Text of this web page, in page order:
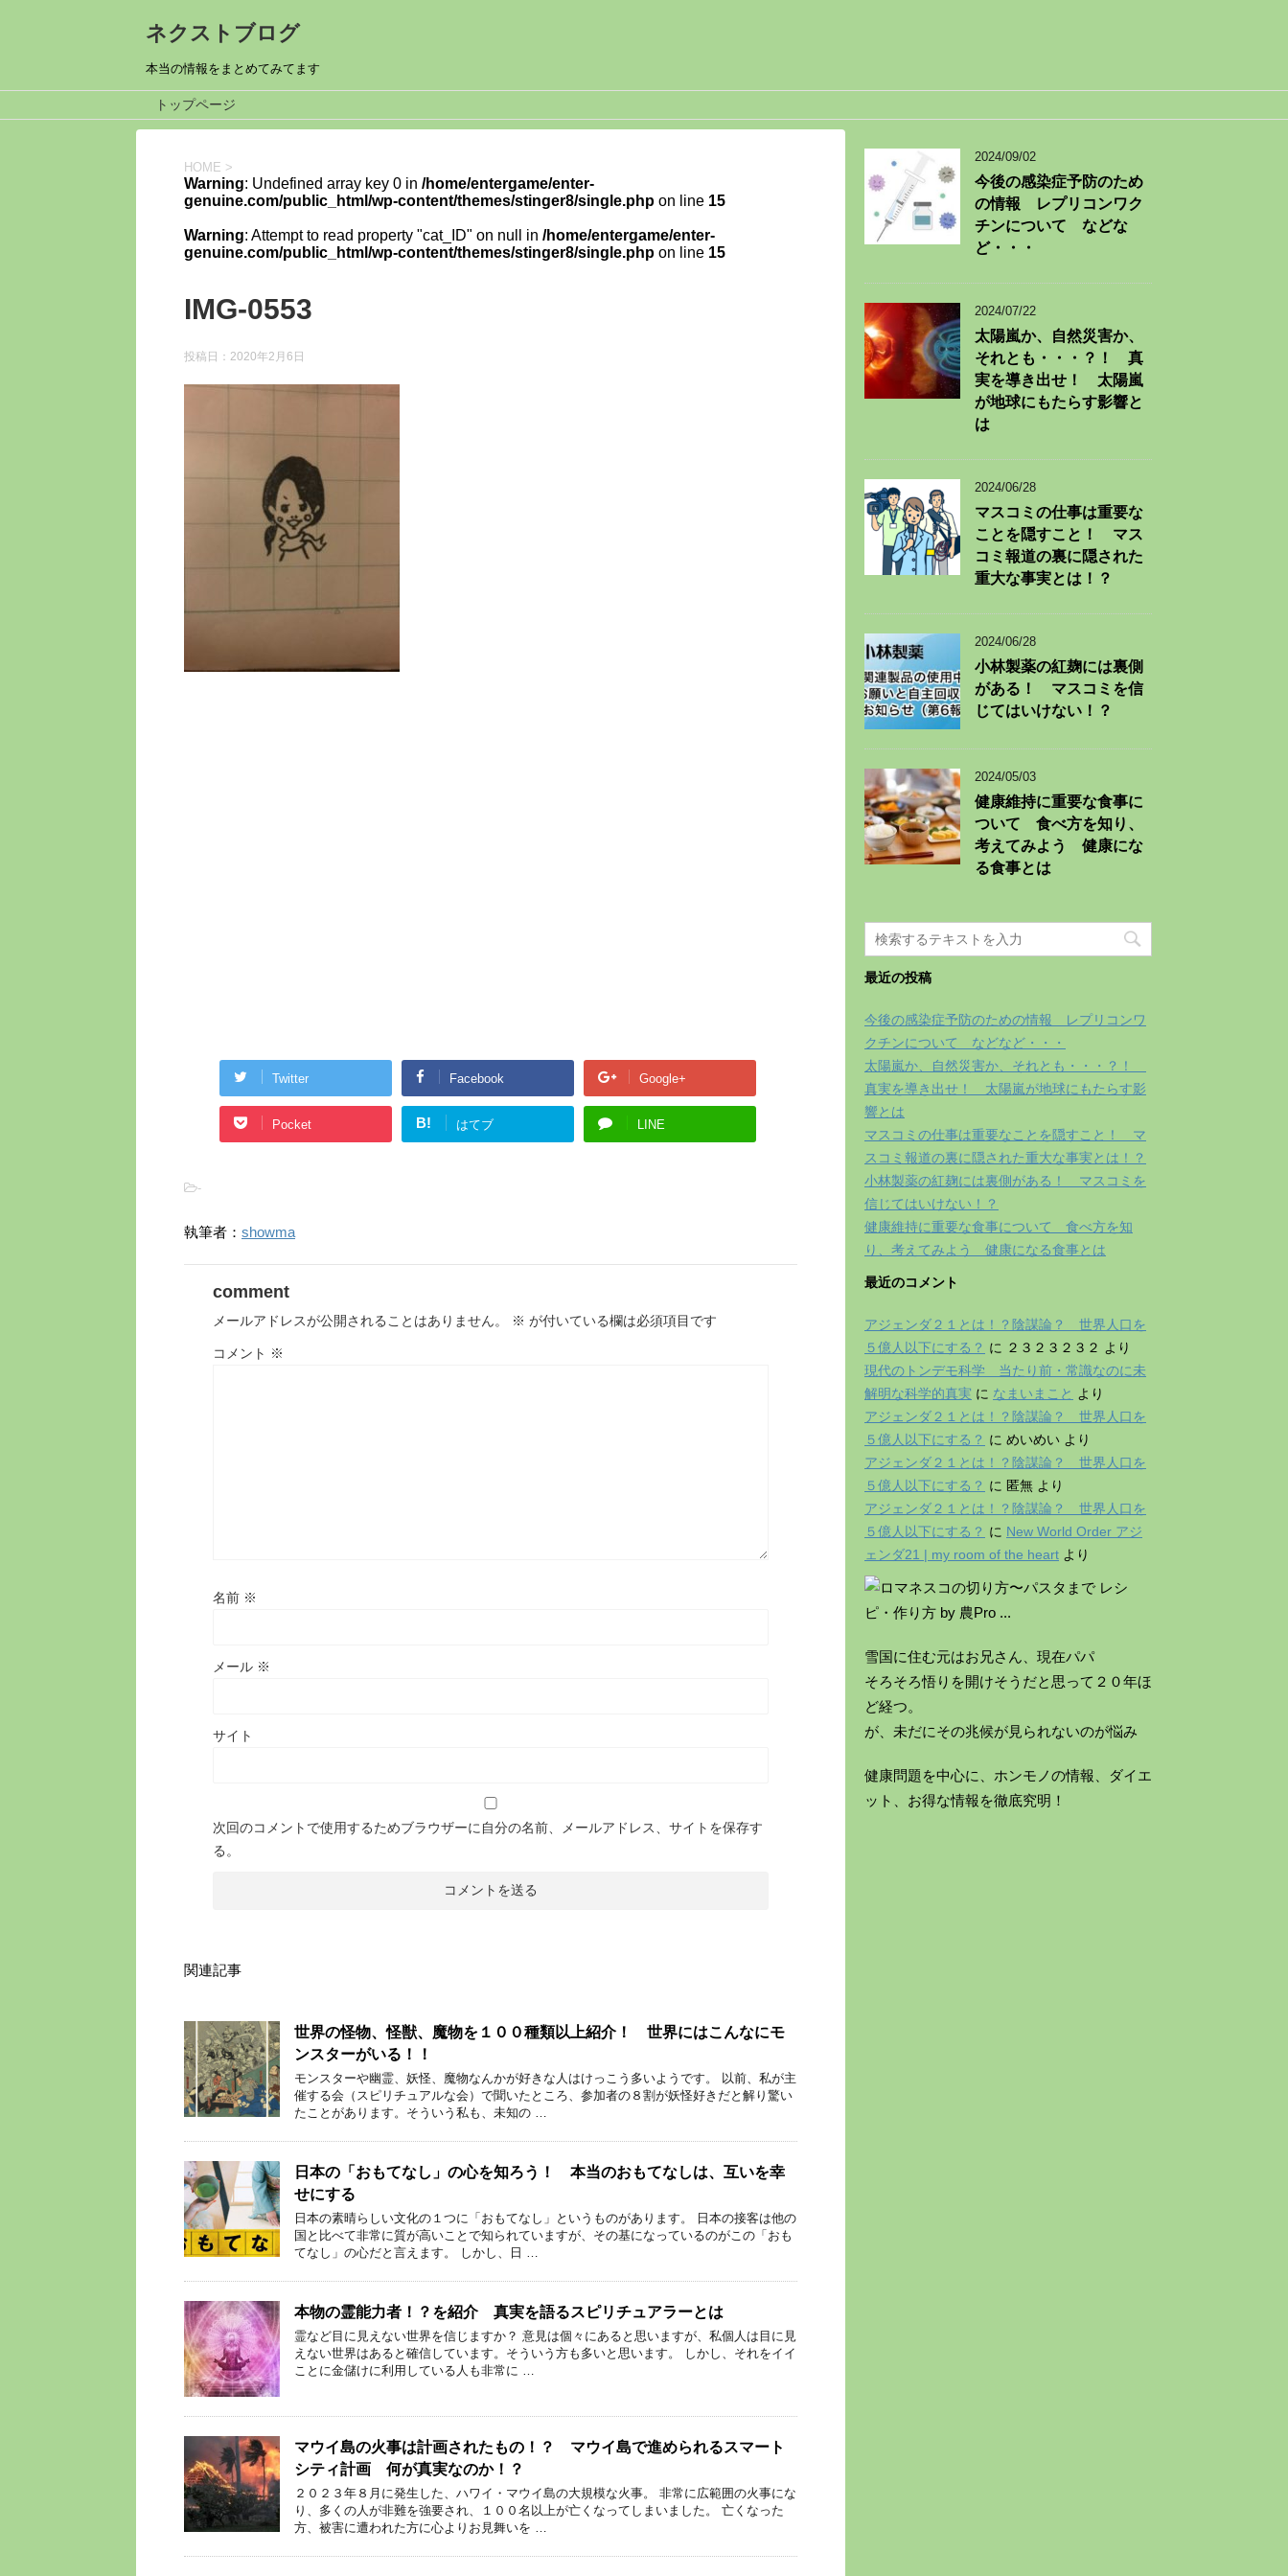
ネクストブログ
本当の情報をまとめてみてます
トップページ
HOME >
Warning: Undefined array key 0 in /home/entergame/enter-
genuine.com/public_html/wp-content/themes/stinger8/single.php on line 15
Warning: Attempt to read property "cat_ID" on null in /home/entergame/enter-
genuine.com/public_html/wp-content/themes/stinger8/single.php on line 15
IMG-0553
投稿日： 2020年2月6日
Twitter Facebook Google+
Pocket B! はてブ LINE
-
執筆者： showma
comment
メールアドレスが公開されることはありません。 ※ が付いている欄は必須項目です
コメント ※
名前 ※
メール ※
サイト
次回のコメントで使用するためブラウザーに自分の名前、メールアドレス、サイトを保存す
る。
関連記事
世界の怪物、怪獣、魔物を１００種類以上紹介！ 世界にはこんなにモ
ンスターがいる！！
モンスターや幽霊、妖怪、魔物なんかが好きな人はけっこう多いようです。 以前、私が主
催する会（スピリチュアルな会）で聞いたところ、参加者の８割が妖怪好きだと解り驚い
たことがあります。そういう私も、未知の …
日本の「おもてなし」の心を知ろう！ 本当のおもてなしは、互いを幸
せにする
日本の素晴らしい文化の１つに「おもてなし」というものがあります。 日本の接客は他の
国と比べて非常に質が高いことで知られていますが、その基になっているのがこの「おも
てなし」の心だと言えます。 しかし、日 …
本物の霊能力者！？を紹介 真実を語るスピリチュアラーとは
霊など目に見えない世界を信じますか？ 意見は個々にあると思いますが、私個人は目に見
えない世界はあると確信しています。そういう方も多いと思います。 しかし、それをイイ
ことに金儲けに利用している人も非常に …
マウイ島の火事は計画されたもの！？ マウイ島で進められるスマート
シティ計画 何が真実なのか！？
２０２３年８月に発生した、ハワイ・マウイ島の大規模な火事。 非常に広範囲の火事にな
り、多くの人が非難を強要され、１００名以上が亡くなってしまいました。 亡くなった
方、被害に遭われた方に心よりお見舞いを …
2024/09/02
今後の感染症予防のため
の情報 レプリコンワク
チンについて などな
ど・・・
2024/07/22
太陽嵐か、自然災害か、
それとも・・・？！ 真
実を導き出せ！ 太陽嵐
が地球にもたらす影響と
は
2024/06/28
マスコミの仕事は重要な
ことを隠すこと！ マス
コミ報道の裏に隠された
重大な事実とは！？
2024/06/28
小林製薬の紅麹には裏側
がある！ マスコミを信
じてはいけない！？
2024/05/03
健康維持に重要な食事に
ついて 食べ方を知り、
考えてみよう 健康にな
る食事とは
最近の投稿
今後の感染症予防のための情報 レプリコンワ
クチンについて などなど・・・
太陽嵐か、自然災害か、それとも・・・？！
真実を導き出せ！ 太陽嵐が地球にもたらす影
響とは
マスコミの仕事は重要なことを隠すこと！ マ
スコミ報道の裏に隠された重大な事実とは！？
小林製薬の紅麹には裏側がある！ マスコミを
信じてはいけない！？
健康維持に重要な食事について 食べ方を知
り、考えてみよう 健康になる食事とは
最近のコメント
アジェンダ２１とは！？陰謀論？ 世界人口を
５億人以下にする？ に ２３２３２３２ より
現代のトンデモ科学 当たり前・常識なのに未
解明な科学的真実 に なまいまこと より
アジェンダ２１とは！？陰謀論？ 世界人口を
５億人以下にする？ に めいめい より
アジェンダ２１とは！？陰謀論？ 世界人口を
５億人以下にする？ に 匿無 より
アジェンダ２１とは！？陰謀論？ 世界人口を
５億人以下にする？ に New World Order アジ
ェンダ21 | my room of the heart より
雪国に住む元はお兄さん、現在パパ
そろそろ悟りを開けそうだと思って２０年ほ
ど経つ。
が、未だにその兆候が見られないのが悩み
健康問題を中心に、ホンモノの情報、ダイエ
ット、お得な情報を徹底究明！